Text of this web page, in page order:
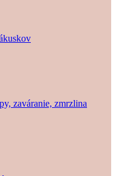
zaváranie, zmrzlina